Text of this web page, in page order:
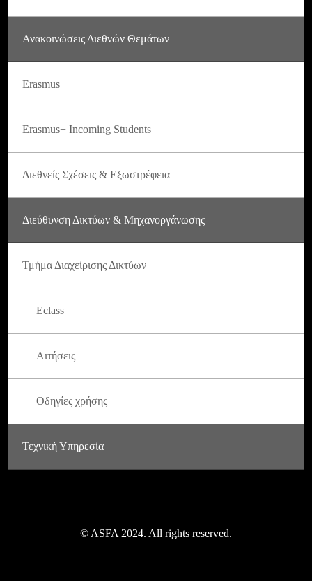
Ανακοινώσεις Διεθνών Θεμάτων
Erasmus+
Erasmus+ Incoming Students
Διεθνείς Σχέσεις & Εξωστρέφεια
Διεύθυνση Δικτύων & Μηχανοργάνωσης
Τμήμα Διαχείρισης Δικτύων
Eclass
Αιτήσεις
Οδηγίες χρήσης
Τεχνική Υπηρεσία
© ASFA 2024. All rights reserved.